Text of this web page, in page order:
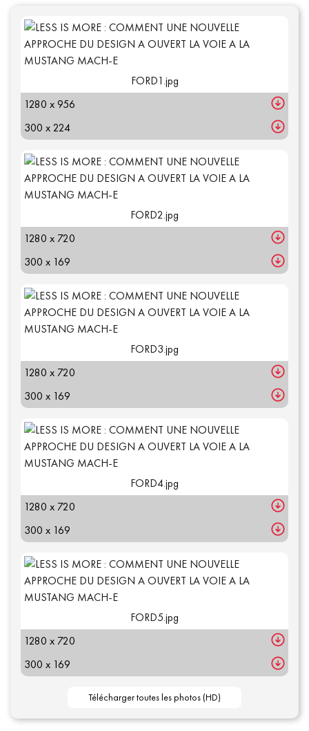
FORD1.jpg
1280 x 956
300 x 224
FORD2.jpg
1280 x 720
300 x 169
FORD3.jpg
1280 x 720
300 x 169
FORD4.jpg
1280 x 720
300 x 169
FORD5.jpg
1280 x 720
300 x 169